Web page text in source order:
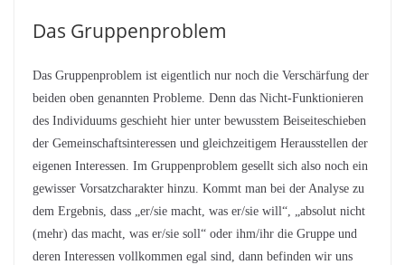
Das Gruppenproblem
Das Gruppenproblem ist eigentlich nur noch die Verschärfung der
beiden oben genannten Probleme. Denn das Nicht-Funktionieren
des Individuums geschieht hier unter bewusstem Beiseiteschieben
der Gemeinschaftsinteressen und gleichzeitigem Herausstellen der
eigenen Interessen. Im Gruppenproblem gesellt sich also noch ein
gewisser Vorsatzcharakter hinzu. Kommt man bei der Analyse zu
dem Ergebnis, dass „er/sie macht, was er/sie will“, „absolut nicht
(mehr) das macht, was er/sie soll“ oder ihm/ihr die Gruppe und
deren Interessen vollkommen egal sind, dann befinden wir uns